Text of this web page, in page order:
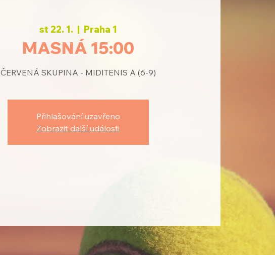
st 22. 1.
  |
Praha 1
MASNÁ 15:00
ČERVENÁ SKUPINA - MIDITENIS A (6-9)
Přihlašování uzavřeno
Zobrazit další události